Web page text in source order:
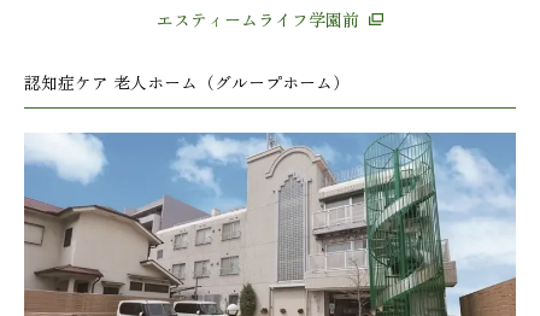
エスティームライフ学園前
認知症ケア 老人ホーム（グループホーム）